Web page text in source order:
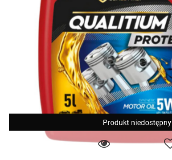
Produkt niedostępny